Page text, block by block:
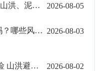
水利科普 | 滑坡、崩塌、山洪、泥石流究竟有何区别？ 2026-08-05
路面积水就是城市内涝吗？哪些风险隐患需警惕？ 2026-08-03
水利科普∣露营临水有风险 山洪避险要牢记 2026-08-02